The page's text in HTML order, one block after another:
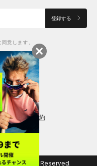
登録する
同意します。
記 会員規約
All Rights Reserved.